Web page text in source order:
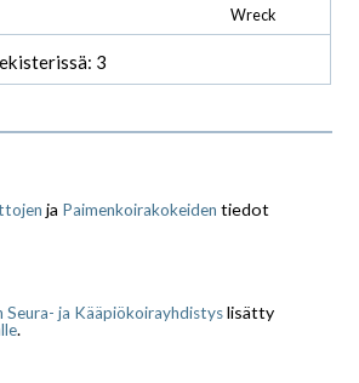
Wreck
3
ja Paimenkoirakokeiden tiedot
Seura- ja Kääpiökoirayhdistyslisätty
.